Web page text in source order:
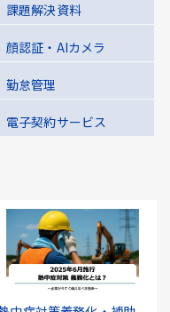
課題解決資料
顔認証・AIカメラ
勤怠管理
電子契約サービス